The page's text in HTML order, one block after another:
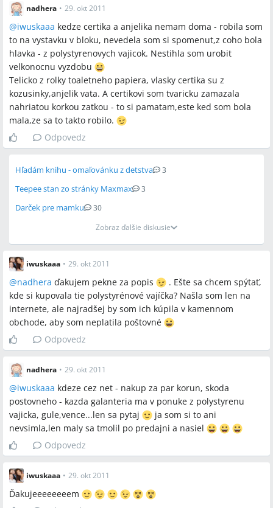
nadhera • 29. okt 2011
@iwuskaaa kedze certika a anjelika nemam doma - robila som
to na vystavku v bloku, nevedela som si spomenut,z coho bola
hlavka - z polystyrenovych vajicok. Nestihla som urobit
velkonocnu vyzdobu
Telicko z rolky toaletneho papiera, vlasky certika su z
kozusinky,anjelik vata. A certikovi som tvaricku zamazala
nahriatou korkou zatkou - to si pamatam,este ked som bola
mala,ze sa to takto robilo.
Odpovedz
Hľadám knihu - omaľovánku z detstva 3
Teepee stan zo stránky Maxmax 3
Darček pre mamku
30
Zobraz ďalšie diskusie
iwuskaaa • 29. okt 2011
@nadhera ďakujem pekne za popis
. Ešte sa chcem spýtať,
kde si kupovala tie polystyrénové vajíčka? Našla som len na
internete, ale najradšej by som ich kúpila v kamennom
obchode, aby som neplatila poštovné
Odpovedz
nadhera • 29. okt 2011
@iwuskaaa kdeze cez net - nakup za par korun, skoda
postovneho - kazda galanteria ma v ponuke z polystyrenu
vajicka, gule,vence...len sa pytaj
ja som si to ani
nevsimla,len maly sa tmolil po predajni a nasiel
Odpovedz
iwuskaaa • 29. okt 2011
Ďakujeeeeeeeem